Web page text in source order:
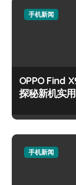
手机新闻
OPPO Find
探秘新机实
手机新闻